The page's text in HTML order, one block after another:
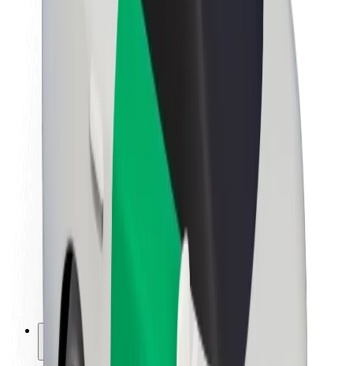
Sobre a Bolt
Sustentabilidade na Bolt
Projeto Zero
Sala de imprensa
Diretrizes da marca
Missão
Relações com investidores
Liderança
Marca
Imprensa
Fundo Urbano
Segurança